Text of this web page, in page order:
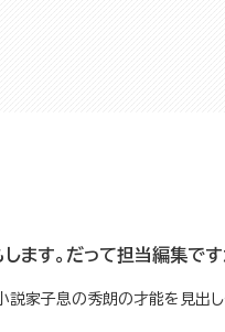
ます。だって担当編集です
説家子息の秀朗の才能を見出